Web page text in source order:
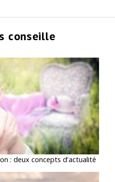
conseille
: deux concepts d’actualité